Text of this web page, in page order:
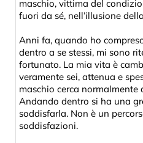
maschio, vittima del
fuori da sé, nell’illusione
Anni fa, quando ho
dentro a se stessi, mi sono
fortunato. La mia vita è
veramente sei, attenua e
maschio cerca normalmente
Andando dentro si ha una
soddisfarla. Non è un
soddisfazioni.